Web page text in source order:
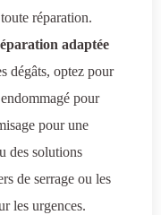
réparation.
adaptée
dégâts, optez pour
pour
pour une
des solutions
de serrage ou les
les urgences.